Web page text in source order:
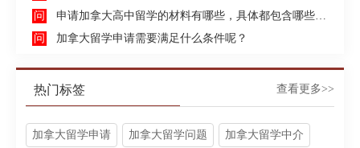
申请加拿大高中留学的材料有哪些，具体都包含哪些方面呢？
加拿大留学申请需要满足什么条件呢？
热门标签 查看更多>>
加拿大留学申请 加拿大留学问题 加拿大留学中介